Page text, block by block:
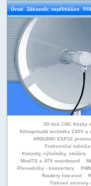
Úvod Zákazník: nepřihlášen
3D tisk CNC frézky
Silnoproudá technika 230V a
ARDUINO ESP32
Frekvenční
Konzoly, výložníky, stožáry
MiniITX a ATX mainboard
Převodníky - konvertory
Routery low-cost
Tiskové servery